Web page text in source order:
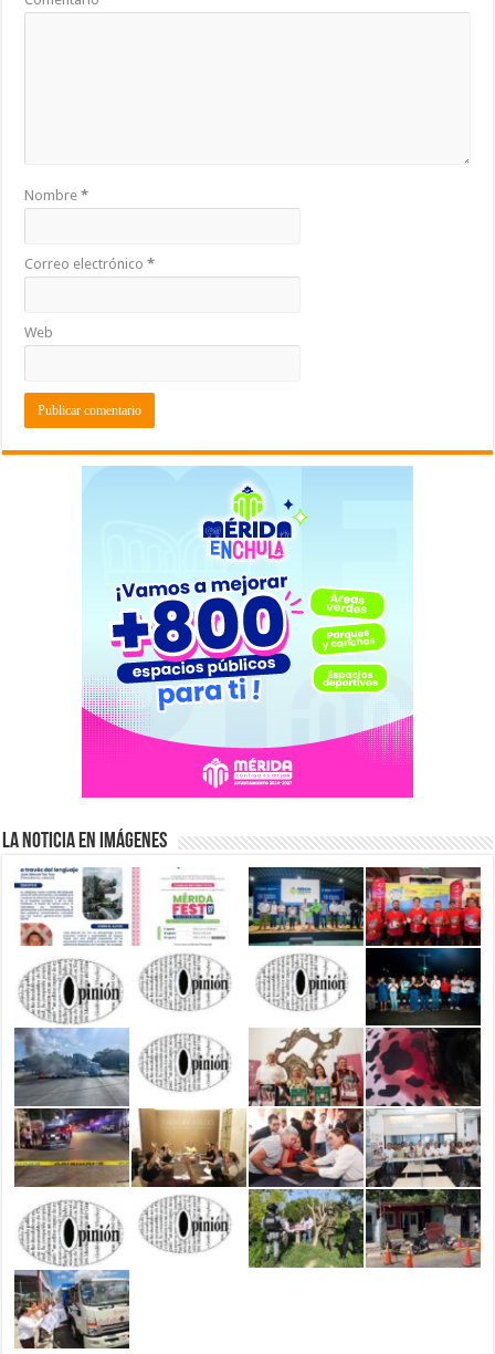
Nombre*
Correo electrónico*
Web
La Noticia en Imágenes